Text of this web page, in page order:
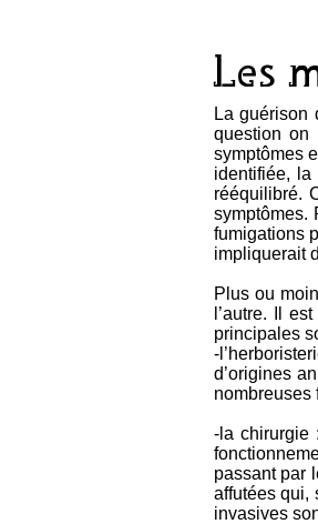
Les
La guérison
question on
symptômes
identifiée,
rééquilibré.
symptômes.
fumigations
impliquerait
Plus ou
l’autre. Il
principales
-
d’origines
nombreuses
-la chirurgie
passant par
affutées qui,
invasives